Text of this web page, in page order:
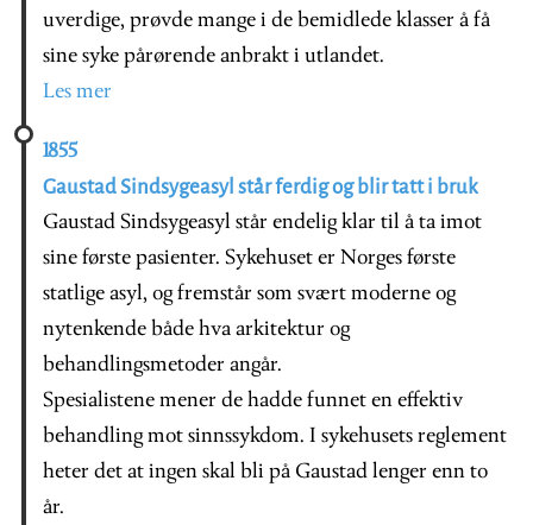
uverdige, prøvde mange i de bemidlede klasser å få
sine syke pårørende anbrakt i utlandet.
Les mer
1855
Gaustad Sindsygeasyl står ferdig og blir tatt i bruk
Gaustad Sindsygeasyl står endelig klar til å ta imot
sine første pasienter. Sykehuset er Norges første
statlige asyl, og fremstår som svært moderne og
nytenkende både hva arkitektur og
behandlingsmetoder angår.
Spesialistene mener de hadde funnet en effektiv
behandling mot sinnssykdom. I sykehusets reglement
heter det at ingen skal bli på Gaustad lenger enn to
år.